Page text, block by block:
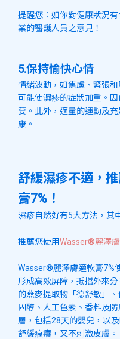
提醒您：如你對健康狀況
業的醫護人員之意見！
5.保持愉快心情
情緒波動，如焦慮、緊張
可能使濕疹的症狀加重。
要。此外，適量的運動及
康。
舒緩濕疹不適，
膏7%！
濕疹自然好有5大方法，其
推薦您使用Wasser®麗澤
Wasser®麗澤膚適軟膏7%
形成高效屏障，抵擋外來
的燕麥提取物「德舒敏」
固醇、人工色素、香料及
層，包括28天的嬰兒，以
舒緩痕癢，又不刺激皮膚。